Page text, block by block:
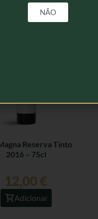
Reserva Tinto
2016 – 75cl
12,00 €
Adicionar
NÃO